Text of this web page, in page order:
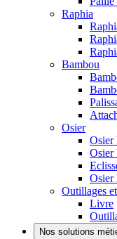
Raphia
Bambou
Osier
Osier
Osier
Outillages
Livre
Nos solutions